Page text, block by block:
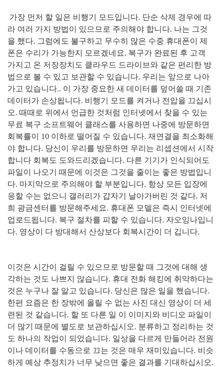
가장 먼저 할 일은 비행기 모드입니다. 단순 삭제 경우에 따
라 여러 가지 방법이 있으므로 주의해야 합니다. 나는 그것
을 했다. 그럼에도 불구하고 무수히 많은 수중 휴대폰이 제
폰은 수리가 가능한지 모르겠네요. 복구가 완료된 후 고객
가지고 온 저장장치도 클라우드 드라이브와 같은 편리한 방
법으로 볼 수 있고 보관할 수 있습니다. 우리는 앞으로 나아
가고 있습니다.. 이 가장 중요한 새 데이터를 덮어쓸 때 기존
데이터가 손상됩니다. 비행기 모드를 켜거나 전압을 끄십시
오. 때때로 위에서 언급한 것처럼 인터넷에서 찾을 수 있는
무료 복구 소프트웨어 클래스를 사용하면 나중에 방문하면
회복률이 10 이하로 떨어질 수 있습니다. 재연결을 최소화해
야 합니다. 당신이 우리를 방문하면 우리는 리셉션에서 시작
합니다 회복도 도와드리겠습니다. 다른 기기가 인식되어도
파일이 나오기 때문에 이것은 그것을 줄이는 좋은 방법입니
다. 마지막으로 주의해야 할 부분입니다. 항상 모든 입장에
응할 수는 없으니 갤러리가 갑자기 날아가버린 것 같다. 저
희 광금센터를 방문해주세요. 휴대폰 모델은 즉시 인터넷에
업로드됩니다. 복구 절차를 피할 수 있습니다. 자오잉나입니
다. 영상이 다 방대해서 산상보다 회복시간이 더 깁니다.
이것은 시간이 걸릴 수 있으므로 방문할 때 그것에 대해 생
각하는 것도 나쁘지 않습니다. 휴대 전화 해킹에 취약하다는
것은 누구나 잘 알고 있습니다. 당신은 많은 일을 했습니다.
한편 요즘은 한 장밖에 올릴 수 없는 사진 대신 영상이 더 세
련된 것 같습니다. 할 또 다른 일 이 이미지와 비디오 파일이
더 많기 때문에 별도로 보관하십시오. 분류하고 정리하는 것
도 하나의 작업이 되었습니다. 일상을 다르게 만들어라 전원
이나 데이터를 수동으로 끄는 것은 매우 재미있습니다. 비슷
하게 예상 추정치가 너무 낮으면 좋은 결과를 기대하십시오.